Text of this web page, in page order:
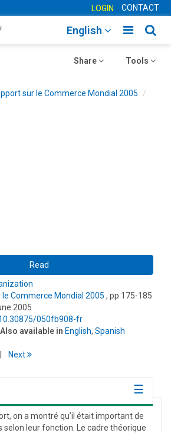
LOGIN CONTACT
Toggle
English
Toggle
Tools
Toggle
Share
sur le Commerce Mondial 2005
Read
le Commerce Mondial 2005 , pp 175-185
2005
050fb908-fr
available in English, Spanish
Next
on a montré qu’il était important de
selon leur fonction. Le cadre théorique